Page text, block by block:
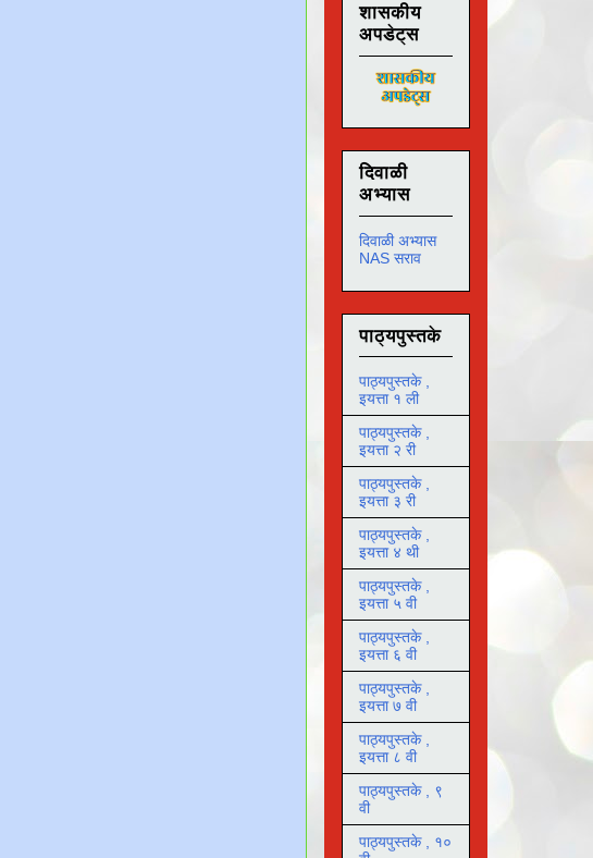
शासकीय
अपडेट्स
दिवाळी
अभ्यास
दिवाळी अभ्यास
NAS सराव
पाठ्यपुस्तके
पाठ्यपुस्तके ,
इयत्ता १ ली
पाठ्यपुस्तके ,
इयत्ता २ री
पाठ्यपुस्तके ,
इयत्ता ३ री
पाठ्यपुस्तके ,
इयत्ता ४ थी
पाठ्यपुस्तके ,
इयत्ता ५ वी
पाठ्यपुस्तके ,
इयत्ता ६ वी
पाठ्यपुस्तके ,
इयत्ता ७ वी
पाठ्यपुस्तके ,
इयत्ता ८ वी
पाठ्यपुस्तके , ९
वी
पाठ्यपुस्तके , १०